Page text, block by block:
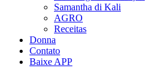
Samantha di Kali
AGRO
Receitas
Donna
Contato
Baixe APP